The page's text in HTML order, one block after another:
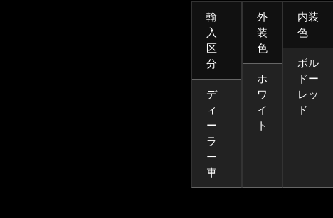
輸
入
区
分
デ
ィ
ー
ラ
ー
車
外
装
色
ホ
ワ
イ
ト
内装
色
ボル
ドー
レッ
ド